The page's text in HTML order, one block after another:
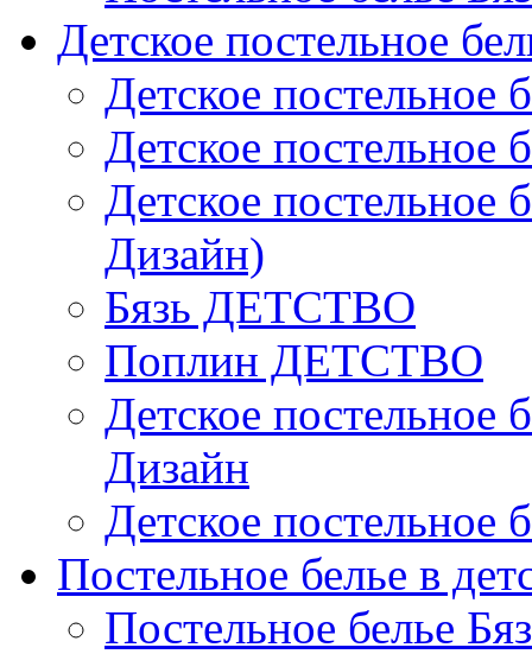
Детское постельное
Детское постельное
Детское постельное
Детское
Дизайн)
Бязь ДЕТСТВО
Поплин ДЕТСТВО
Детское постельное
Дизайн
Детское постельное
Постельное белье в
Постельное белье